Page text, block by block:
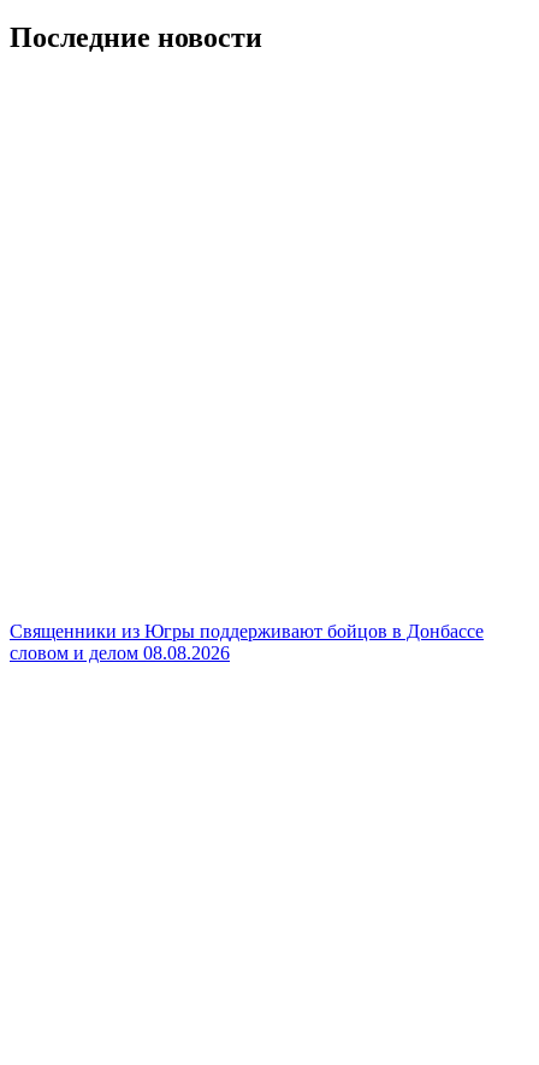
Последние новости
Священники из Югры поддерживают бойцов в Донбассе
словом и делом 08.08.2026